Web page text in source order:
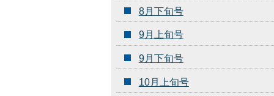
8月下旬号
9月上旬号
9月下旬号
10月上旬号